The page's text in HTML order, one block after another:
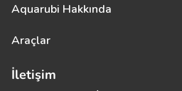
Aquarubi Hakkında
Araçlar
İletişim